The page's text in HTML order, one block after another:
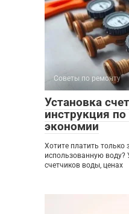
Советы по ремонту
Установка
инструкция по
экономии
Хотите платить только
использованную воду?
счетчиков воды, ценах